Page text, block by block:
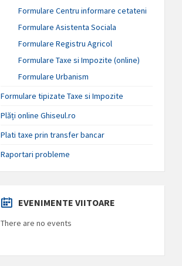
Formulare Centru informare cetateni
Formulare Asistenta Sociala
Formulare Registru Agricol
Formulare Taxe si Impozite (online)
Formulare Urbanism
Formulare tipizate Taxe si Impozite
Plăți online Ghiseul.ro
Plati taxe prin transfer bancar
Raportari probleme
EVENIMENTE VIITOARE
There are no events